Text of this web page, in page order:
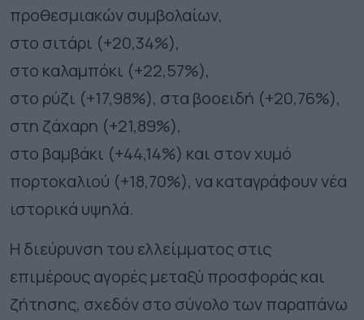
προθεσμιακών συμβολαίων,
στο σιτάρι (+20,34%),
στο καλαμπόκι (+22,57%),
στο ρύζι (+17,98%), στα βοοειδή (+20,76%),
στη ζάχαρη (+21,89%),
στο βαμβάκι (+44,14%) και στον χυμό
πορτοκαλιού (+18,70%), να καταγράφουν νέα
ιστορικά υψηλά.
Η διεύρυνση του ελλείμματος στις
επιμέρους αγορές μεταξύ προσφοράς και
ζήτησης, σχεδόν στο σύνολο των παραπάνω